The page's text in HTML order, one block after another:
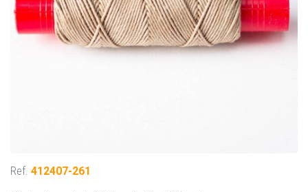
Ref. 412407-261